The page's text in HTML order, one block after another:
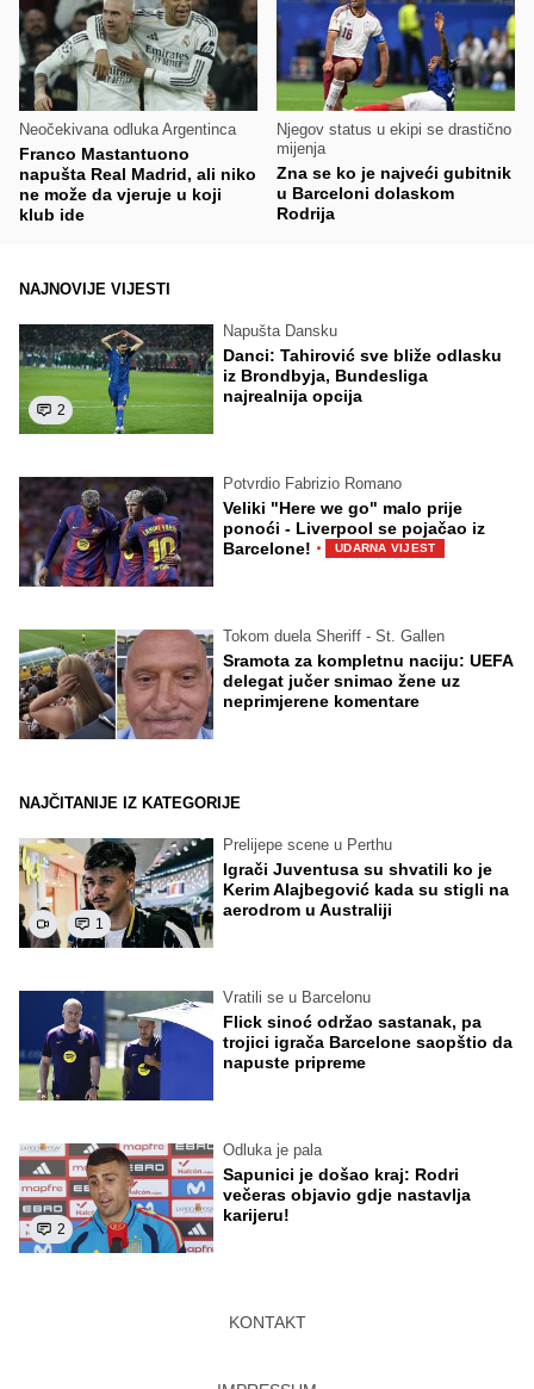
Neočekivana odluka Argentinca
Franco Mastantuono
napušta Real Madrid, ali niko
ne može da vjeruje u koji
klub ide
Njegov status u ekipi se drastično
mijenja
Zna se ko je najveći gubitnik
u Barceloni dolaskom
Rodrija
NAJNOVIJE VIJESTI
2
Napušta Dansku
Danci: Tahirović sve bliže odlasku
iz Brondbyja, Bundesliga
najrealnija opcija
Potvrdio Fabrizio Romano
Veliki "Here we go" malo prije
ponoći - Liverpool se pojačao iz
Barcelone! · UDARNA VIJEST
Tokom duela Sheriff - St. Gallen
Sramota za kompletnu naciju: UEFA
delegat jučer snimao žene uz
neprimjerene komentare
NAJČITANIJE IZ KATEGORIJE
1
Prelijepe scene u Perthu
Igrači Juventusa su shvatili ko je
Kerim Alajbegović kada su stigli na
aerodrom u Australiji
Vratili se u Barcelonu
Flick sinoć održao sastanak, pa
trojici igrača Barcelone saopštio da
napuste pripreme
2
Odluka je pala
Sapunici je došao kraj: Rodri
večeras objavio gdje nastavlja
karijeru!
KONTAKT